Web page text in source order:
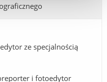
ze specjalnością
i fotoedytor